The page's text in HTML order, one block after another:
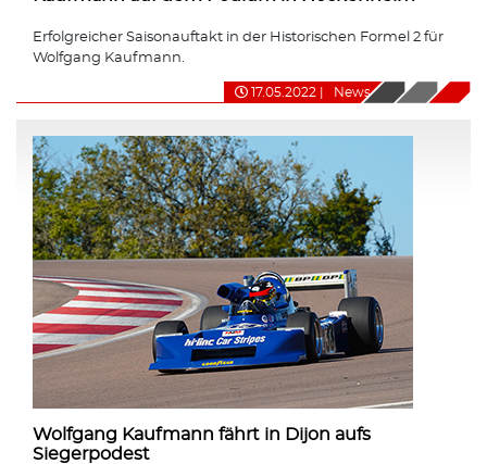
Erfolgreicher Saisonauftakt in der Historischen Formel 2 für
Wolfgang Kaufmann.
17.05.2022 News
Wolfgang Kaufmann fährt in Dijon aufs
Siegerpodest